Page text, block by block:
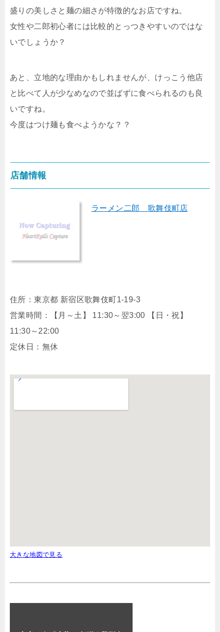
盛りの美しさと麺の細さが特徴的なお店ですね。
女性や二郎初心者には比較的とっつきやすいのではな
いでしょうか？
あと、立地的な理由かもしれませんが、けっこう他店
と比べて人が少なめなので並ばずに食べられるのも良
いですね。
今度はつけ麺も食べようかな？？
店舗情報
ラーメン二郎 歌舞伎町店
住所：東京都 新宿区歌舞伎町1-19-3
営業時間：【月～土】 11:30～翌3:00 【日・祝】
11:30～22:00
定休日：無休
大きな地図で見る